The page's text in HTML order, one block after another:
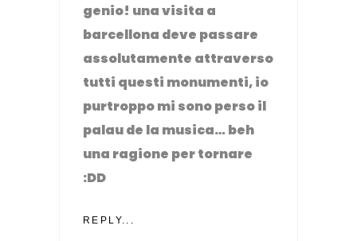
genio! una visita a
barcellona deve passare
assolutamente attraverso
tutti questi monumenti, io
purtroppo mi sono perso il
palau de la musica… beh
una ragione per tornare
:DD
REPLY...